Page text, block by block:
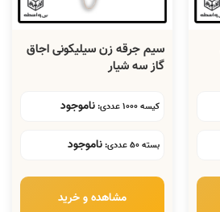
سیم جرقه زن سیلیکونی اجاق
گاز سه شیار
کیسه 1000 عددی: ناموجود
بسته 50 عددی: ناموجود
مشاهده و خرید